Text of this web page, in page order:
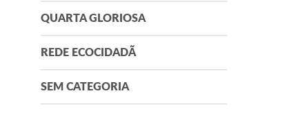
QUARTA GLORIOSA
REDE ECOCIDADÃ
SEM CATEGORIA